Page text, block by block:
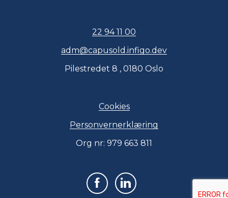
22 94 11 00
adm@capusold.infigo.dev
Pilestredet 8 , 0180 Oslo
Cookies
Personvernerklæring
Org nr: 979 663 811